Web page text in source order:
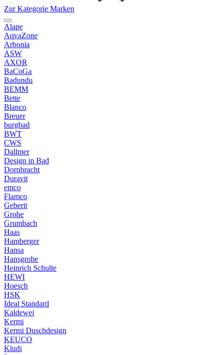
Zur Kategorie Marken
Alape
AqvaZone
Arbonia
ASW
AXOR
BaCoGa
Badundu
BEMM
Bette
Blanco
Breuer
burgbad
BWT
CWS
Dallmer
Design in Bad
Dornbracht
Duravit
emco
Flamco
Geberit
Grohe
Grumbach
Haas
Hamberger
Hansa
Hansgrohe
Heinrich Schulte
HEWI
Hoesch
HSK
Ideal Standard
Kaldewei
Kermi
Kermi Duschdesign
KEUCO
Kludi